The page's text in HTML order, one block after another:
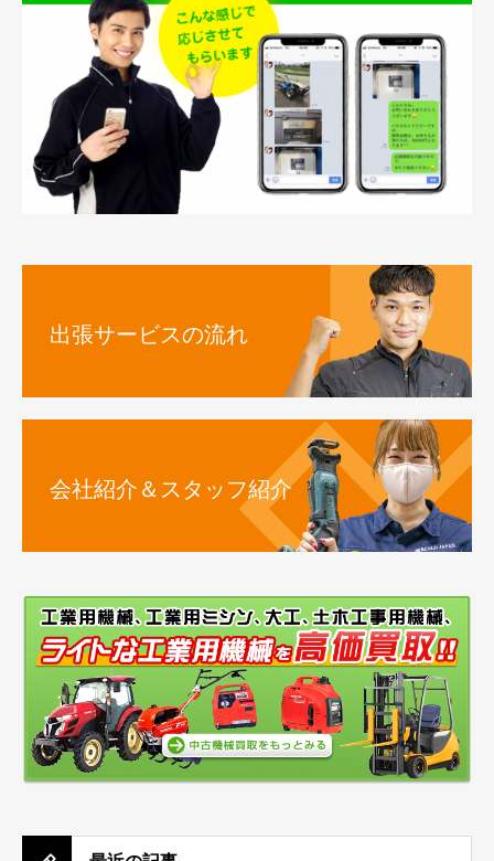
出張サービスの流れ
会社紹介＆スタッフ紹介